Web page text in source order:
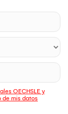
OECHSLE y
de mis datos